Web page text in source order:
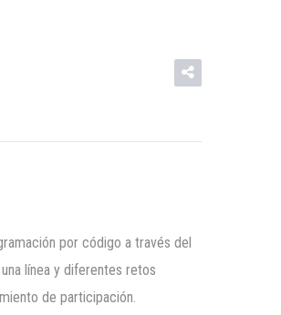
por código a través del
línea y diferentes retos
de participación.